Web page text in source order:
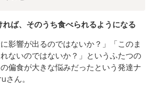
ば、そのうち食べられるようになる
影響が出るのではないか？」「このま
ないのではないか？」というふたつの
偏食が大きな悩みだったという発達ナ
さん。